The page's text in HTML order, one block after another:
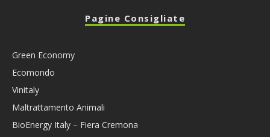
Pagine Consigliate
Green Economy
Ecomondo
Vinitaly
Maltrattamento Animali
BioEnergy Italy – Fiera Cremona